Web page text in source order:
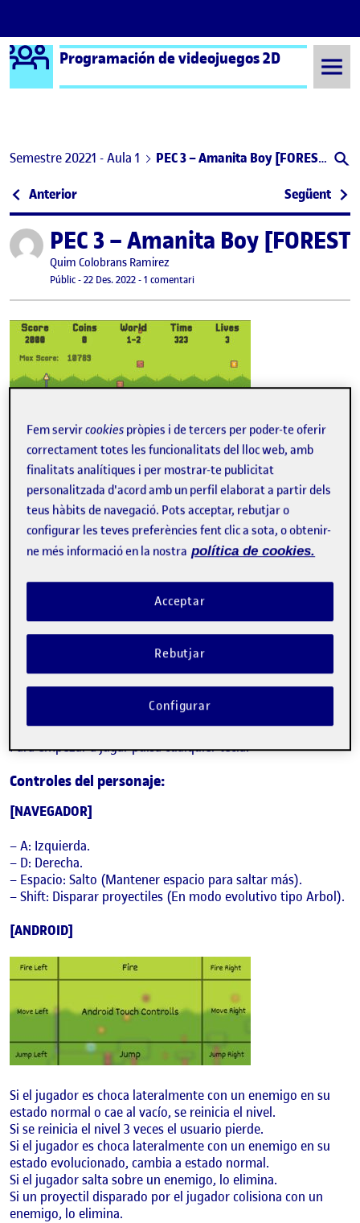
Saltar al contingut
Logo Ágora
Programación de videojuegos 2D
Semestre 20221 - Aula 1 PEC 3 – Amanita Boy [FOREST Update] – Quim Colobrans Ramírez
Navegació d'entrades
Anterior: PEC 3: Super Mario Bros para Android (Un
Següent:
Publicat perPEC 3 – Amanita Boy
Publicat per
Quim Colobrans Ramirez
Visibilitat:
Públic-Data de publicació
22 Des. 202223 desembre, 2022 10:18 am
-1 comentaria PEC 3 – Amanita Boy [FOREST
Entrega para la PEC 3 (Actualización de la PEC 2) de la
asignatura Programación de videojuegos 2D.
Amanita Boyestá disponible en plataformaWEBy en
Android.
Acceso al juego en ItchIO (Navegador & Android)
https://quicorax.itch.io/amanitaboy
Como jugar
Amanita Boy es un prototipo de juego de plataformas que
Super Mario Bros
El objetivo de este juego es llegar a la meta, que se sitúa al
extremo derecho del nivel, con la máxima puntuación
posible.
Para empezar a jugar pulsa cualquier tecla.
Controles del personaje:
[NAVEGADOR]
– A: Izquierda.
– D: Derecha.
– Espacio: Salto (Mantener espacio para saltar más).
– Shift: Disparar proyectiles (En modo evolutivo tipo Arbol).
[ANDROID]
Si el jugador es choca lateralmente con un enemigo en su
estado normal o cae al vacío, se reinicia el nivel.
Si se reinicia el nivel 3 veces el usuario pierde.
Si el jugador es choca lateralmente con un enemigo en su
estado evolucionado, cambia a estado normal.
Si el jugador salta sobre un enemigo, lo elimina.
Si un proyectil disparado por el jugador colisiona con un
enemigo, lo elimina.
Fem servircookies pròpies i de tercers per poder-te oferir
correctament totes les funcionalitats del lloc web, amb
finalitats analítiques i per mostrar-te publicitat
personalitzada d'acord amb un perfil elaborat a partir dels
teus hàbits de navegació. Pots acceptar, rebutjar o
configurar les teves preferències fent clic a sota, o obtenir-
ne més informació en la nostra política de cookies.
Rebutjar
Acceptar
Configurar